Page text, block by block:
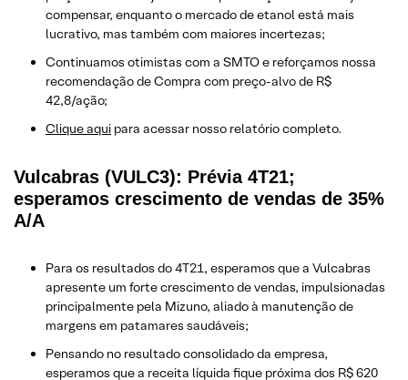
compensar, enquanto o mercado de etanol está mais
lucrativo, mas também com maiores incertezas;
Continuamos otimistas com a SMTO e reforçamos nossa
recomendação de Compra com preço-alvo de R$
42,8/ação;
Clique aqui para acessar nosso relatório completo.
Vulcabras (VULC3): Prévia 4T21;
esperamos crescimento de vendas de 35%
A/A
Para os resultados do 4T21, esperamos que a Vulcabras
apresente um forte crescimento de vendas, impulsionadas
principalmente pela Mizuno, aliado à manutenção de
margens em patamares saudáveis;
Pensando no resultado consolidado da empresa,
esperamos que a receita líquida fique próxima dos R$ 620